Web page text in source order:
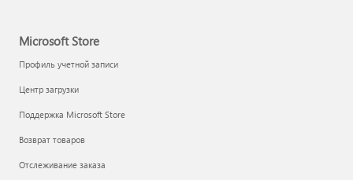
Microsoft Store
Профиль учетной записи
Центр загрузки
Поддержка Microsoft Store
Возврат товаров
Отслеживание заказа